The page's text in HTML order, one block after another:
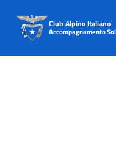
Club Alpino Italiano
Accompagnamento